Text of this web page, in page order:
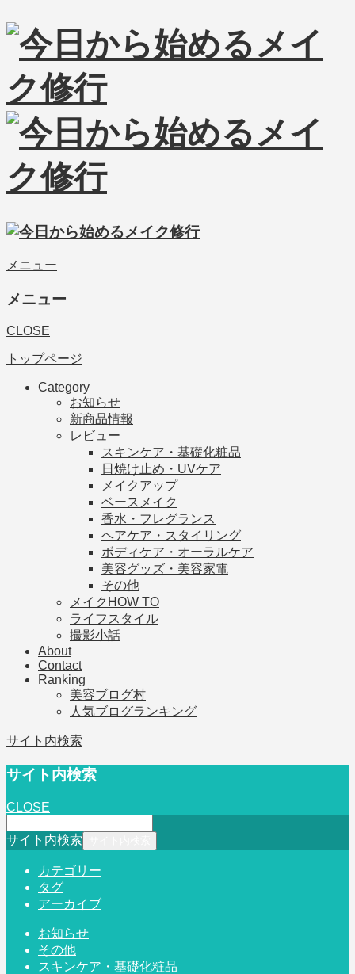
メニュー
メニュー
CLOSE
トップページ
Category
お知らせ
新商品情報
レビュー
スキンケア・基礎化粧品
日焼け止め・UVケア
メイクアップ
ベースメイク
香水・フレグランス
ヘアケア・スタイリング
ボディケア・オーラルケア
美容グッズ・美容家電
その他
メイクHOW TO
ライフスタイル
撮影小話
About
Contact
Ranking
美容ブログ村
人気ブログランキング
サイト内検索
サイト内検索
CLOSE
サイト内検索
カテゴリー
タグ
アーカイブ
お知らせ
その他
スキンケア・基礎化粧品